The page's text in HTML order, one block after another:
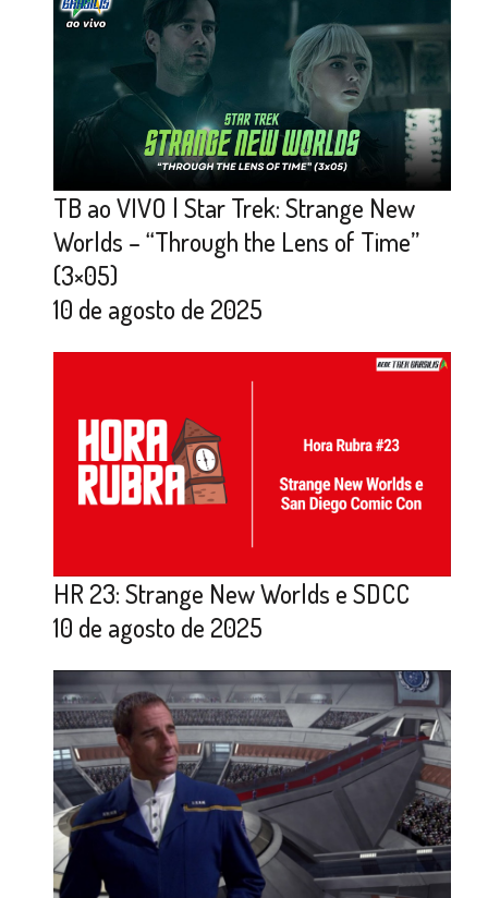
TB ao VIVO | Star Trek: Strange New
Worlds – “Through the Lens of Time”
(3×05)
10 de agosto de 2025
HR 23: Strange New Worlds e SDCC
10 de agosto de 2025